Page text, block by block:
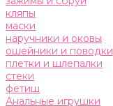
кляпы
маски
наручники и оковы
ошейники и поводки
плетки и шлепалки
стеки
фетиш
Анальные игрушки